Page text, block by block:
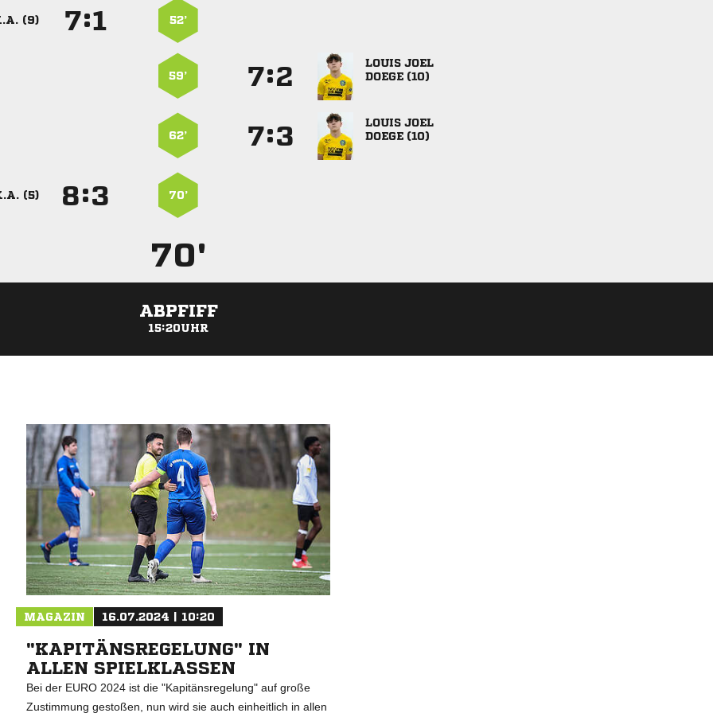
(9) : 52’
59’ :
 
 
62’ :
 
 
(5) : 70’
70'
ABPFIFF
15:20UHR
MAGAZIN 16.07.2024 | 10:20
"KAPITÄNSREGELUNG" IN
ALLEN SPIELKLASSEN
Bei der EURO 2024 ist die "Kapitänsregelung" auf große
Zustimmung gestoßen, nun wird sie auch einheitlich in allen